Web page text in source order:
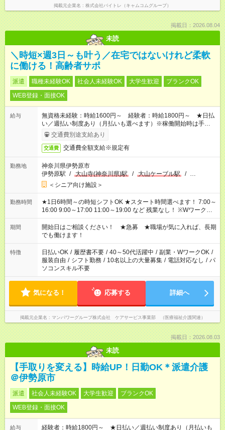
掲載元企業名 株式会社バイトレ（キャムコムグループ）
掲載日：2026.08.04
未読
＼時短×週3日～も叶う／在宅ではないけれど柔軟
に働ける！高齢者サポ
派遣 職種未経験OK 社会人未経験OK 大学生歓迎
ブランクOK
WEB登録・面接OK
給与
無資格未経験：時給1600円～ 経験者：時給1800円～ ★日払
い／週払い制度あり（月払いも選べます）※稼働開始時は手続き
完了次第のお支払いとなります。
交通費別途支給あり
交通費 交通費全額支給※規定有
勤務地
神奈川県伊勢原市
伊勢原駅 / 大山寺(神奈川県)駅 / 大山ケーブル駅 / …
＜シニア向け施設＞
勤務時間
★1日6時間～の時短シフトOK ★スタート時間選べます！ 7:00～
16:00 9:00～17:00 11:00～19:00 など 残業なし！ ※Wワークの
場合、他のお仕事と合わせ週40時間超の就業はご案内できませ
ん ※法令に基づき、週20時間以上勤務は社会保険への加入対象
となります ※労働者派遣法（日雇い派遣の原則禁止）により、
短時間・短期間の就業はご案内が難しい場合があります
期間
開始日はご相談ください！ ★急募 ★職場が気に入れば、長期
でも働けます！
特徴 日払いOK / 履歴書不要 / 40～50代活躍中 / 副業・WワークOK /
服装自由 / シフト勤務 / 10名以上の大量募集 / 電話対応なし / パ
ソコンスキル不要
気になる！ 応募する 詳細へ
掲載元企業名 マンパワーグループ株式会社 ケアサービス事業部 （医療福祉介護関連）
掲載日：2026.08.03
未読
【手取りを変える】時給UP！日勤OK＊派遣介護
＠伊勢原市
派遣 社会人未経験OK 大学生歓迎
ブランクOK
WEB登録・面接OK
給与 経験者：時給1800円～ ★日払い／週払い制度あり（月払いも